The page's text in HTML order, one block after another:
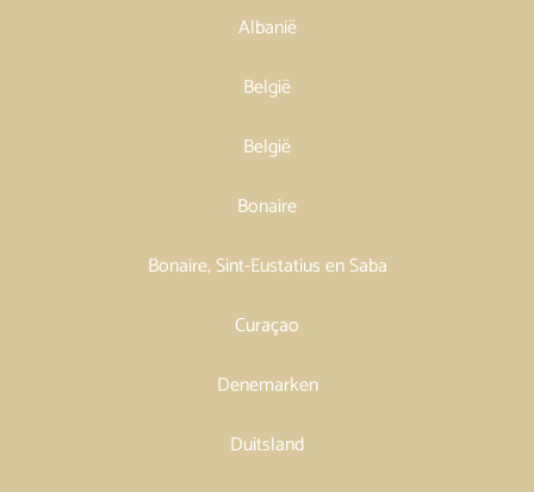
Albanië
België
België
Bonaire
Bonaire, Sint-Eustatius en Saba
Curaçao
Denemarken
Duitsland